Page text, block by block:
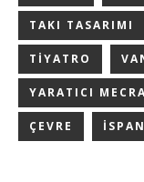
TAKI TASARIMI
TIYATRO
YARATICI MECRA
ÇEVRE